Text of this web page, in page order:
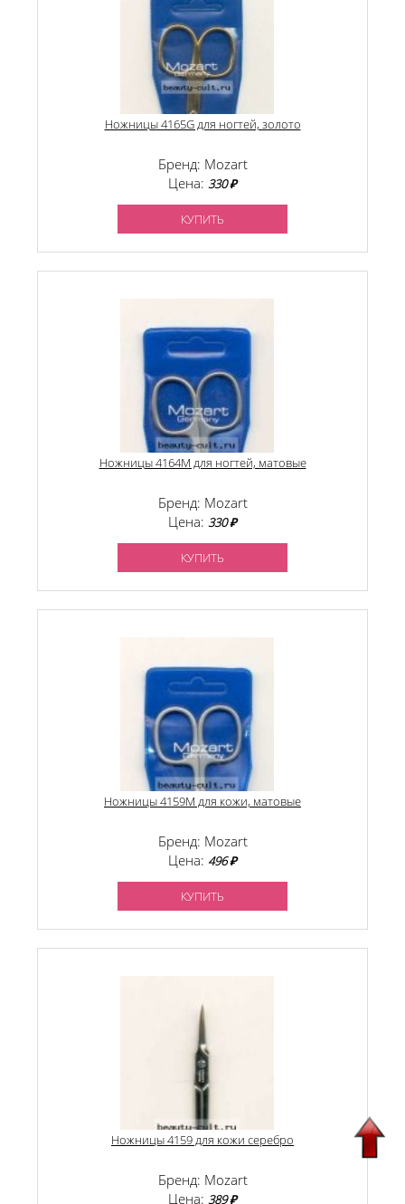
Ножницы 4165G для ногтей, золото
Бренд: Mozart
Цена: 330 ₽
КУПИТЬ
Ножницы 4164М для ногтей, матовые
Бренд: Mozart
Цена: 330 ₽
КУПИТЬ
Ножницы 4159М для кожи, матовые
Бренд: Mozart
Цена: 496 ₽
КУПИТЬ
Ножницы 4159 для кожи серебро
Бренд: Mozart
Цена: 389 ₽